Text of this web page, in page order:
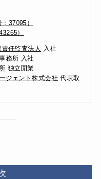
37095）
）
任監査法人
入社
務所 入社
独立開業
ジェント株式会社 代表取